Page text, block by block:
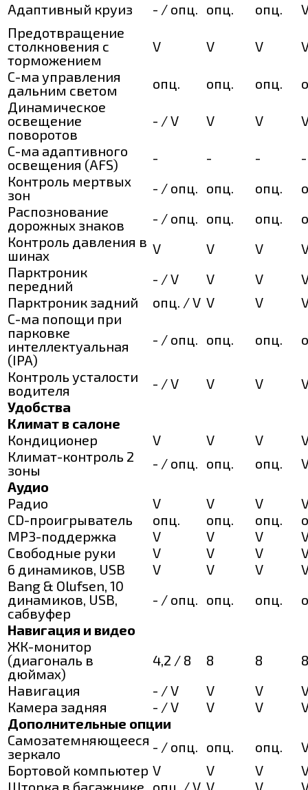
Адаптивный круиз
- / опц. опц. опц.
Предотвращение
столкновения с
торможением
V V V
С-ма управления
дальним светом
опц. опц. опц.
Динамическое
освещение
поворотов
- / V V V
С-ма адаптивного
освещения (AFS)
- - -
-
Контроль мертвых
зон
- / опц. опц. опц.
Распознование
дорожных знаков
- / опц. опц. опц.
Контроль давления в
шинах
V V V
Парктроник
передний
- / V V V
Парктроник задний
опц. / V V V
С-ма попощи при
парковке
интеллектуальная
(IPA)
- / опц. опц. опц.
Контроль усталости
водителя
- / V V V
Удобства
Климат в салоне
Кондиционер
V V V
Климат-контроль 2
зоны
- / опц. опц. опц.
Аудио
Радио
V V V
CD-проигрыватель
опц. опц. опц.
МР3-поддержка
V V V
Свободные руки
V V V
6 динамиков, USB
V V V
Bang & Olufsen, 10
динамиков, USB,
сабвуфер
- / опц. опц. опц.
Навигация и видео
ЖК-монитор
(диагональ в
дюймах)
4,2 / 8 8 8
8
Навигация
- / V V V
Камера задняя
- / V V V
Дополнительные опции
Самозатемняющееся
зеркало
- / опц. опц. опц.
Бортовой компьютер V V V